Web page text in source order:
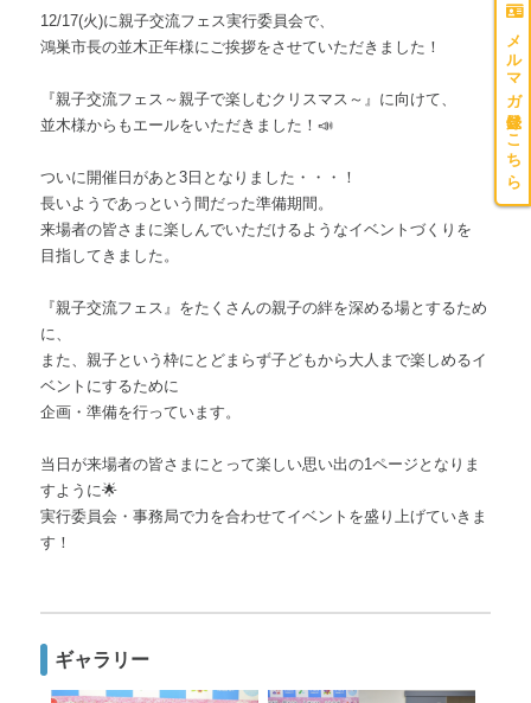
12/17(火)に親子交流フェス実行委員会で、
鴻巣市長の並木正年様にご挨拶をさせていただきました！
『親子交流フェス～親子で楽しむクリスマス～』に向けて、
並木様からもエールをいただきました！📣
ついに開催日があと3日となりました・・・！
長いようであっという間だった準備期間。
来場者の皆さまに楽しんでいただけるようなイベントづくりを
目指してきました。
『親子交流フェス』をたくさんの親子の絆を深める場とするため
に、
また、親子という枠にとどまらず子どもから大人まで楽しめるイ
ベントにするために
企画・準備を行っています。
当日が来場者の皆さまにとって楽しい思い出の1ページとなりま
すように🌟
実行委員会・事務局で力を合わせてイベントを盛り上げていきま
す！
ギャラリー
メルマガ登録はこちら